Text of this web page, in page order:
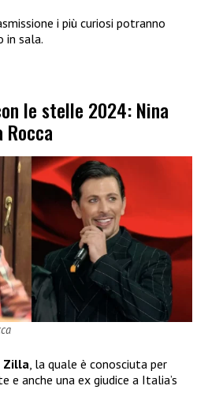
i più curiosi potranno
in sala.
le stelle 2024: Nina
Rocca
Zilla , la quale è conosciuta per
e anche una ex giudice a Italia’s